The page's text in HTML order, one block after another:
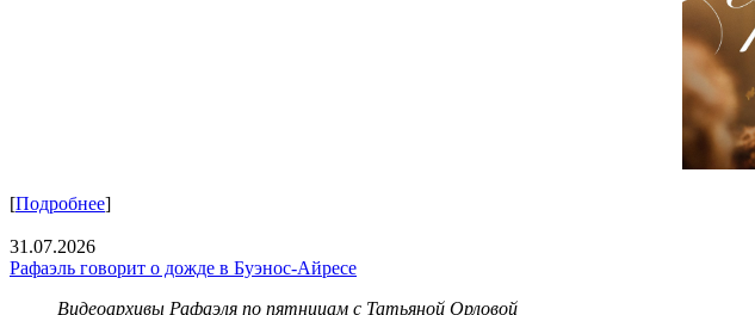
[Подробнее]
31.07.2026
Рафаэль говорит о дожде в Буэнос-Айресе
Видеоархивы Рафаэля по пятницам с Татьяной Орловой